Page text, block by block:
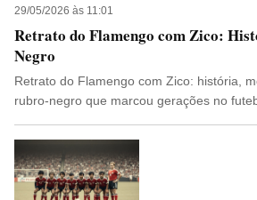
29/05/2026 às 11:01
Retrato do Flamengo com Zico:
Negro
Retrato do Flamengo com Zico: história,
rubro-negro que marcou gerações no